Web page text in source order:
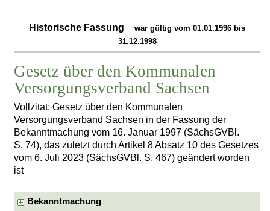
Historische Fassung
war gültig vom 01.01.1996 bis
31.12.1998
Gesetz über den Kommunalen
Versorgungsverband Sachsen
Vollzitat: Gesetz über den Kommunalen
Versorgungsverband Sachsen in der Fassung der
Bekanntmachung vom 16. Januar 1997 (SächsGVBl.
S. 74), das zuletzt durch Artikel 8 Absatz 10 des Gesetzes
vom 6. Juli 2023 (SächsGVBl. S. 467) geändert worden
ist
Bekanntmachung